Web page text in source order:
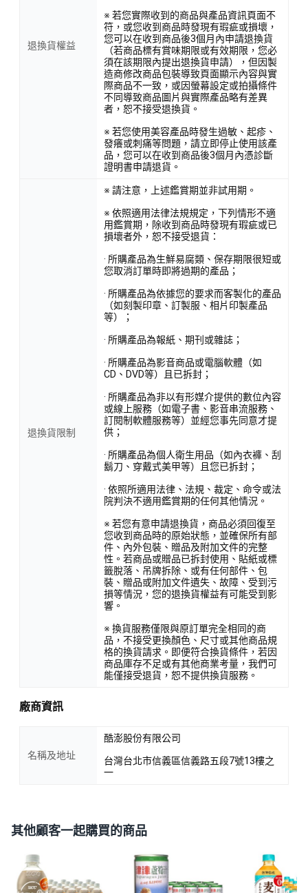
退換貨權益
※ 若您實際收到的商品與產品資訊頁面不
符，或您收到商品時發現有瑕疵或損壞，
您可以在收到商品後3個月內申請退換貨
（若商品標有賞味期限或有效期限，您必
須在該期限內提出退換貨申請），但因製
造商修改商品包裝導致頁面顯示內容與實
際商品不一致，或因螢幕設定或拍攝條件
不同導致商品圖片與實際產品略有差異
者，恕不接受退換貨。
※ 若您使用美容產品時發生過敏、起疹、
發癢或刺痛等問題，請立即停止使用該產
品，您可以在收到商品後3個月內憑診斷
證明書申請退貨。
退換貨限制
※ 請注意，上述鑑賞期並非試用期。
※ 依照適用法律法規規定，下列情形不適
用鑑賞期，除收到商品時發現有瑕疵或已
損壞者外，恕不接受退貨：
· 所購產品為生鮮易腐類、保存期限很短或
您取消訂單時即將過期的產品；
· 所購產品為依據您的要求而客製化的產品
（如刻製印章、訂製服、相片印製產品
等）；
· 所購產品為報紙、期刊或雜誌；
· 所購產品為影音商品或電腦軟體（如
CD、DVD等）且已拆封；
· 所購產品為非以有形媒介提供的數位內容
或線上服務（如電子書、影音串流服務、
訂閱制軟體服務等）並經您事先同意才提
供；
· 所購產品為個人衛生用品（如內衣褲、刮
鬍刀、穿戴式美甲等）且您已拆封；
· 依照所適用法律、法規、裁定、命令或法
院判決不適用鑑賞期的任何其他情況。
※ 若您有意申請退換貨，商品必須回復至
您收到商品時的原始狀態，並確保所有部
件、內外包裝、贈品及附加文件的完整
性。若商品或贈品已拆封使用、貼紙或標
籤脫落、吊牌拆除、或有任何部件、包
裝、贈品或附加文件遺失、故障、受到污
損等情況，您的退換貨權益有可能受到影
響。
※ 換貨服務僅限與原訂單完全相同的商
品，不接受更換顏色、尺寸或其他商品規
格的換貨請求。即便符合換貨條件，若因
商品庫存不足或有其他商業考量，我們可
能僅接受退貨，恕不提供換貨服務。
廠商資訊
名稱及地址
酷澎股份有限公司
台灣台北市信義區信義路五段7號13樓之
一
其他顧客一起購買的商品